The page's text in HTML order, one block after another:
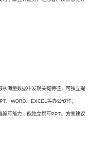
海量数据中发现关键特征，可独立提
、WORD、EXCEL等办公软件；
写能力，能独立撰写PPT、方案建议